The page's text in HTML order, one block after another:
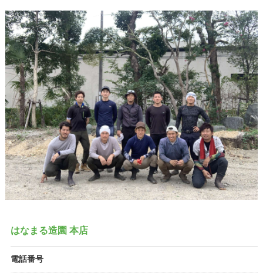
はなまる造園 本店
電話番号